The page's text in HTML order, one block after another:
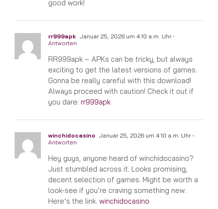
good work!
rr999apk Januar 25, 2026 um 4:10 a.m. Uhr-
Antworten
RR999apk – APKs can be tricky, but always
exciting to get the latest versions of games.
Gonna be really careful with this download!
Always proceed with caution! Check it out if
you dare: rr999apk
winchidocasino Januar 25, 2026 um 4:10 a.m. Uhr-
Antworten
Hey guys, anyone heard of winchidocasino?
Just stumbled across it. Looks promising,
decent selection of games. Might be worth a
look-see if you’re craving something new.
Here’s the link. winchidocasino